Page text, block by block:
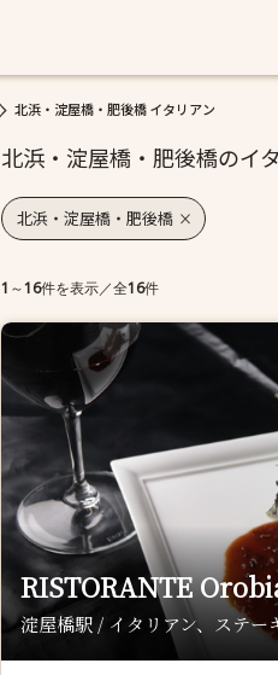
北浜・淀屋橋・肥後橋 イタリアン
北浜・淀屋橋・肥後橋のイ
北浜・淀屋橋・肥後橋
1 ～16件を表示／全16件
RISTORANTE
淀屋橋駅 / イタリアン、ステー